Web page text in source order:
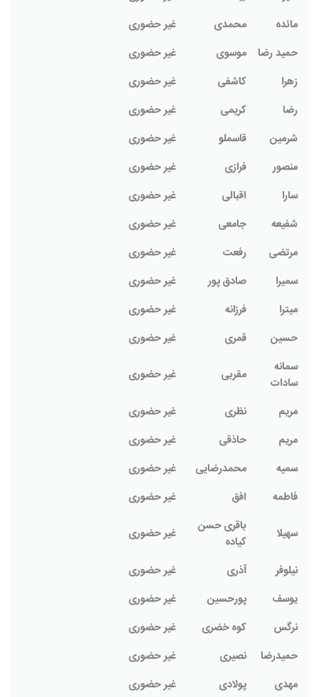
مائده
محمدی
غیر حضوری
حمید رضا
موسوی
غیر حضوری
زهرا
کاشفی
غیر حضوری
رضا
کریمی
غیر حضوری
شرمین
قاسملو
غیر حضوری
منصور
فرازی
غیر حضوری
سارا
اقبالی
غیر حضوری
شفیعه
جامعی
غیر حضوری
مرتضی
رفعت
غیر حضوری
سمیرا
صادق پور
غیر حضوری
میترا
فرزانه
غیر حضوری
حسین
قمری
غیر حضوری
سمانه
سادات
مقربی غیر حضوری
مریم نظری
غیر حضوری
مریم
حاذقی
غیر حضوری
سمیه
محمدرضایی
غیر حضوری
فاطمه
افق غیر حضوری
سهیلا
باقری حسن
کیاده
غیر حضوری
نیلوفر آذری
غیر حضوری
يوسف
پورحسین
غیر حضوری
نرگس
کوه خضری
غیر حضوری
حمیدرضا
نصیری
غیر حضوری
مهدی
پولادی
غیر حضوری